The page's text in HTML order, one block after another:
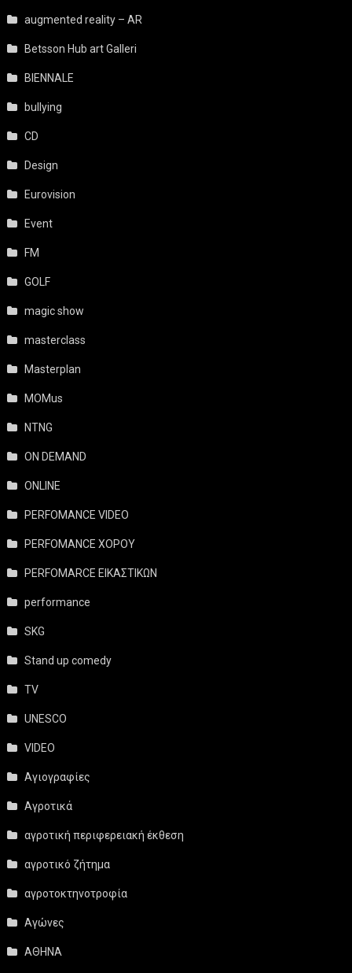
augmented reality – AR
Betsson Hub art Galleri
BIENNALE
bullying
CD
Design
Eurovision
Event
FM
GOLF
magic show
masterclass
Masterplan
MOMus
NTNG
ON DEMAND
ONLINE
PERFOMANCE VIDEO
PERFOMANCE ΧΟΡΟΥ
PERFOMARCE ΕΙΚΑΣΤΙΚΩΝ
performance
SKG
Stand up comedy
TV
UNESCO
VIDEO
Αγιογραφίες
Αγροτικά
αγροτική περιφερειακή έκθεση
αγροτικό ζήτημα
αγροτοκτηνοτροφία
Αγώνες
ΑΘΗΝΑ